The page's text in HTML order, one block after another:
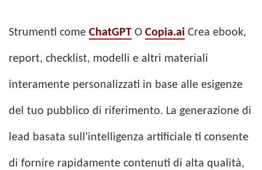
Strumenti come ChatGPT O Copia.ai Crea ebook,
report, checklist, modelli e altri materiali
interamente personalizzati in base alle esigenze
del tuo pubblico di riferimento. La generazione di
lead basata sull'intelligenza artificiale ti consente
di fornire rapidamente contenuti di alta qualità,